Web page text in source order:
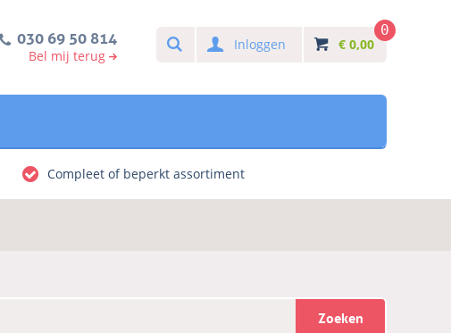
030 69 50 814
Bel mij terug
SearchInloggen € 0,00
0
Compleet of beperkt assortiment
Zoeken